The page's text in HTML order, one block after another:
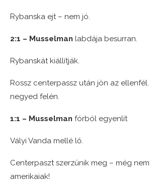
Rybanska ejt – nem jó.
2:1 – Musselman labdája besurran.
Rybanskát kiállítják.
Rossz centerpassz után jön az
negyed felén.
1:1 – Musselman fórból egyenlít
Vályi Vanda mellé lő.
Centerpaszt szerzünik meg – még
amerikaiak!